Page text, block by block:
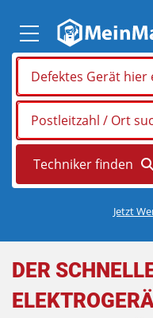
Jetzt
DER